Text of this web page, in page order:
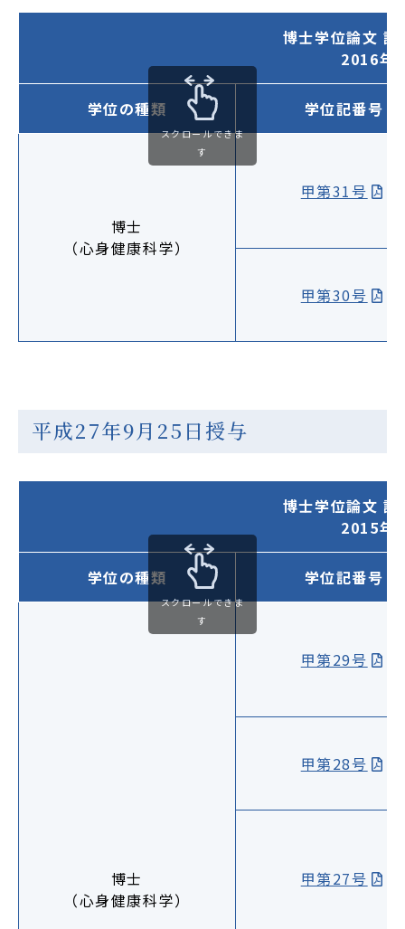
博士学位論文
2016年
学位の種類 学位記番号
博士
（心身健康科学）
甲第31号
甲第30号
スクロールできま
す
平成27年9月25日授与
博士学位論文
2015年
学位の種類 学位記番号
博士
（心身健康科学）
甲第29号
甲第28号
甲第27号
スクロールできま
す